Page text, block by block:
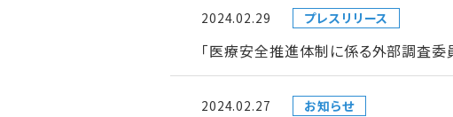
2024.02.29 プレスリリース
「医療安全推進体制に係る外部調査
2024.02.27 お知らせ